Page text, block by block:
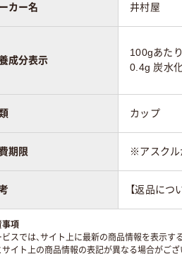
カー名 井村屋
成分表示
100gあた
0.4g 炭水
カップ
期限 ※アスクル
【返品に
事項
スでは、サイト上に最新の商品情報を表示す
サイト上の商品情報の表記が異なる場合がご